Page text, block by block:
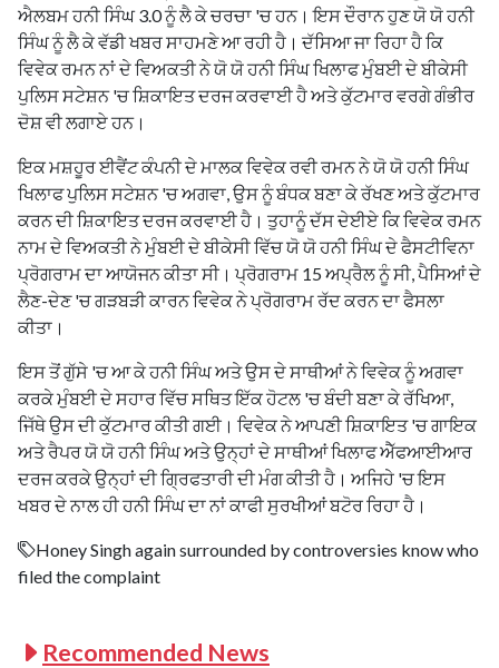
ਐਲਬਮ ਹਨੀ ਸਿੰਘ 3.0 ਨੂੰ ਲੈ ਕੇ ਚਰਚਾ 'ਚ ਹਨ। ਇਸ ਦੌਰਾਨ ਹੁਣ ਯੋ ਯੋ ਹਨੀ
ਸਿੰਘ ਨੂੰ ਲੈ ਕੇ ਵੱਡੀ ਖਬਰ ਸਾਹਮਣੇ ਆ ਰਹੀ ਹੈ। ਦੱਸਿਆ ਜਾ ਰਿਹਾ ਹੈ ਕਿ
ਵਿਵੇਕ ਰਮਨ ਨਾਂ ਦੇ ਵਿਅਕਤੀ ਨੇ ਯੋ ਯੋ ਹਨੀ ਸਿੰਘ ਖਿਲਾਫ ਮੁੰਬਈ ਦੇ ਬੀਕੇਸੀ
ਪੁਲਿਸ ਸਟੇਸ਼ਨ 'ਚ ਸ਼ਿਕਾਇਤ ਦਰਜ ਕਰਵਾਈ ਹੈ ਅਤੇ ਕੁੱਟਮਾਰ ਵਰਗੇ ਗੰਭੀਰ
ਦੋਸ਼ ਵੀ ਲਗਾਏ ਹਨ।
ਇਕ ਮਸ਼ਹੂਰ ਈਵੈਂਟ ਕੰਪਨੀ ਦੇ ਮਾਲਕ ਵਿਵੇਕ ਰਵੀ ਰਮਨ ਨੇ ਯੋ ਯੋ ਹਨੀ ਸਿੰਘ
ਖਿਲਾਫ ਪੁਲਿਸ ਸਟੇਸ਼ਨ 'ਚ ਅਗਵਾ, ਉਸ ਨੂੰ ਬੰਧਕ ਬਣਾ ਕੇ ਰੱਖਣ ਅਤੇ ਕੁੱਟਮਾਰ
ਕਰਨ ਦੀ ਸ਼ਿਕਾਇਤ ਦਰਜ ਕਰਵਾਈ ਹੈ। ਤੁਹਾਨੂੰ ਦੱਸ ਦੇਈਏ ਕਿ ਵਿਵੇਕ ਰਮਨ
ਨਾਮ ਦੇ ਵਿਅਕਤੀ ਨੇ ਮੁੰਬਈ ਦੇ ਬੀਕੇਸੀ ਵਿੱਚ ਯੋ ਯੋ ਹਨੀ ਸਿੰਘ ਦੇ ਫੈਸਟੀਵਿਨਾ
ਪ੍ਰੋਗਰਾਮ ਦਾ ਆਯੋਜਨ ਕੀਤਾ ਸੀ। ਪ੍ਰੋਗਰਾਮ 15 ਅਪ੍ਰੈਲ ਨੂੰ ਸੀ, ਪੈਸਿਆਂ ਦੇ
ਲੈਣ-ਦੇਣ 'ਚ ਗੜਬੜੀ ਕਾਰਨ ਵਿਵੇਕ ਨੇ ਪ੍ਰੋਗਰਾਮ ਰੱਦ ਕਰਨ ਦਾ ਫੈਸਲਾ
ਕੀਤਾ।
ਇਸ ਤੋਂ ਗੁੱਸੇ 'ਚ ਆ ਕੇ ਹਨੀ ਸਿੰਘ ਅਤੇ ਉਸ ਦੇ ਸਾਥੀਆਂ ਨੇ ਵਿਵੇਕ ਨੂੰ ਅਗਵਾ
ਕਰਕੇ ਮੁੰਬਈ ਦੇ ਸਹਾਰ ਵਿੱਚ ਸਥਿਤ ਇੱਕ ਹੋਟਲ 'ਚ ਬੰਦੀ ਬਣਾ ਕੇ ਰੱਖਿਆ,
ਜਿੱਥੇ ਉਸ ਦੀ ਕੁੱਟਮਾਰ ਕੀਤੀ ਗਈ। ਵਿਵੇਕ ਨੇ ਆਪਣੀ ਸ਼ਿਕਾਇਤ 'ਚ ਗਾਇਕ
ਅਤੇ ਰੈਪਰ ਯੋ ਯੋ ਹਨੀ ਸਿੰਘ ਅਤੇ ਉਨ੍ਹਾਂ ਦੇ ਸਾਥੀਆਂ ਖਿਲਾਫ ਐੱਫਆਈਆਰ
ਦਰਜ ਕਰਕੇ ਉਨ੍ਹਾਂ ਦੀ ਗ੍ਰਿਫਤਾਰੀ ਦੀ ਮੰਗ ਕੀਤੀ ਹੈ। ਅਜਿਹੇ 'ਚ ਇਸ
ਖਬਰ ਦੇ ਨਾਲ ਹੀ ਹਨੀ ਸਿੰਘ ਦਾ ਨਾਂ ਕਾਫੀ ਸੁਰਖੀਆਂ ਬਟੋਰ ਰਿਹਾ ਹੈ।
Honey Singh again surrounded by controversies know who
filed the complaint
Recommended News